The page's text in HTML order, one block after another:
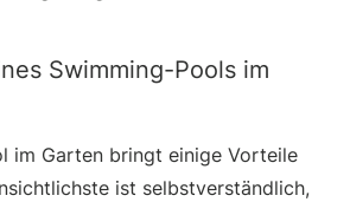
Swimming-Pools im
im Garten bringt einige Vorteile
ist selbstverständlich,